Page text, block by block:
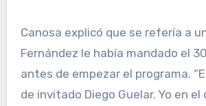
Canosa explicó que se refería a
Fernández le había mandado el
antes de empezar el programa.
de invitado Diego Guelar. Yo en